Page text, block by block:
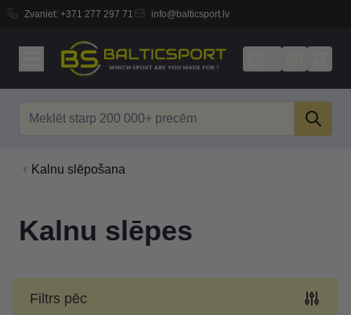
Zvaniet: +371 277 297 71 info@balticsport.lv
Kalnu slēpošana
Kalnu slēpes
Filtrs pēc